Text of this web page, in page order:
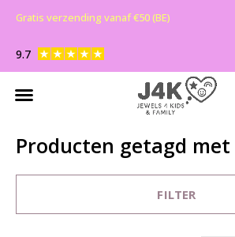
9.7
Gratis verzending vanaf €50 (BE)
Producten getagd
FILTER